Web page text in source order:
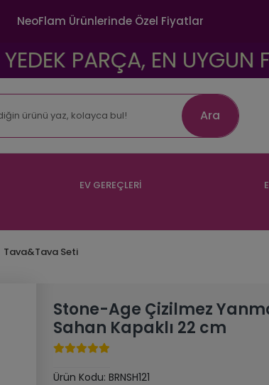
NeoFlam Ürünlerinde Özel Fiyatlar
PARÇA, EN UYGUN
Ara
EV GEREÇLERİ
Tava&Tava Seti
Stone-Age Çizilmez
Sahan Kapaklı 22 cm
Ürün Kodu: BRNSH121